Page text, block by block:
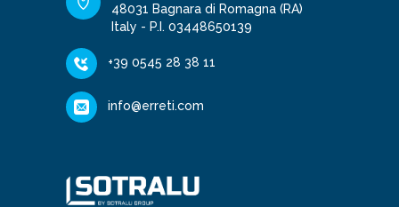
48031 Bagnara di Romagna (RA)
Italy - P.I. 03448650139
+39 0545 28 38 11
info@erreti.com